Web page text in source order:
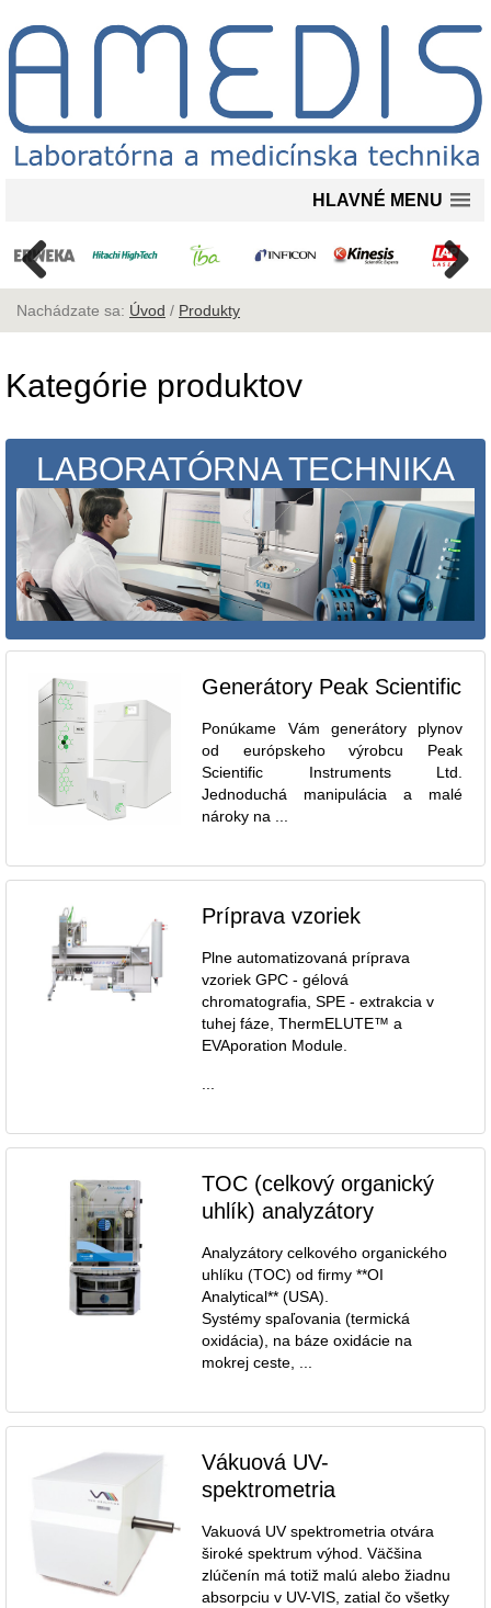
HLAVNÉ MENU
Nachádzate sa: Úvod / Produkty
Kategórie produktov
LABORATÓRNA TECHNIKA
Generátory Peak Scientific
Ponúkame Vám generátory plynov
od európskeho výrobcu Peak
Scientific Instruments Ltd.
Jednoduchá manipulácia a malé
nároky na ...
Príprava vzoriek
Plne automatizovaná príprava
vzoriek GPC - gélová
chromatografia, SPE - extrakcia v
tuhej fáze, ThermELUTE™ a
EVAporation Module.
TOC (celkový organický
uhlík) analyzátory
Analyzátory celkového organického
uhlíku (TOC) od firmy **OI
Analytical** (USA).
Systémy spaľovania (termická
oxidácia), na báze oxidácie na
mokrej ceste, ...
Vákuová UV-
spektrometria
Vakuová UV spektrometria otvára
široké spektrum výhod. Väčšina
zlúčenín má totiž malú alebo žiadnu
absorpciu v UV-VIS, zatial čo všetky